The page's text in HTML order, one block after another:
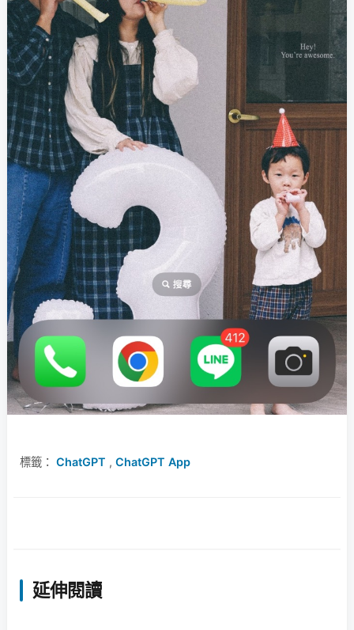
標籤： ChatGPT , ChatGPT App
延伸閱讀